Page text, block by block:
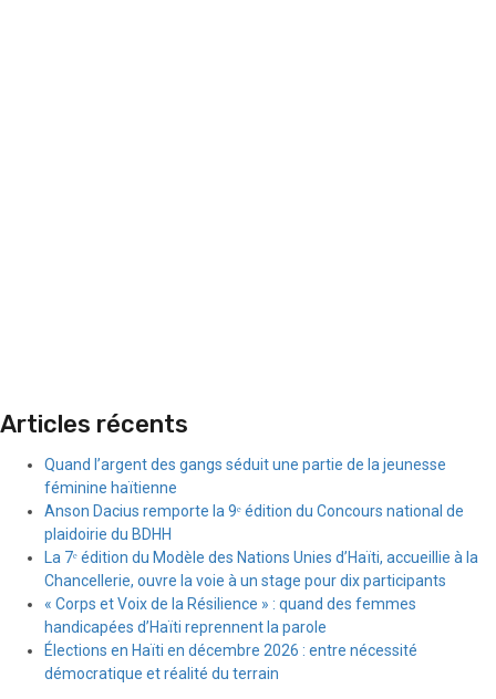
Articles récents
Quand l’argent des gangs séduit une partie de la jeunesse
féminine haïtienne
Anson Dacius remporte la 9ᵉ édition du Concours national de
plaidoirie du BDHH
La 7ᵉ édition du Modèle des Nations Unies d’Haïti, accueillie à la
Chancellerie, ouvre la voie à un stage pour dix participants
« Corps et Voix de la Résilience » : quand des femmes
handicapées d’Haïti reprennent la parole
Élections en Haïti en décembre 2026 : entre nécessité
démocratique et réalité du terrain